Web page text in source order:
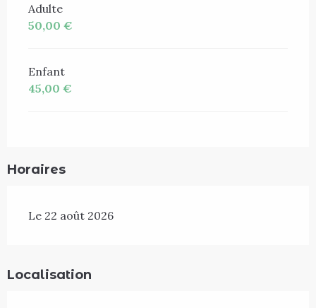
Adulte
50,00 €
Enfant
45,00 €
Horaires
Le 22 août 2026
Localisation